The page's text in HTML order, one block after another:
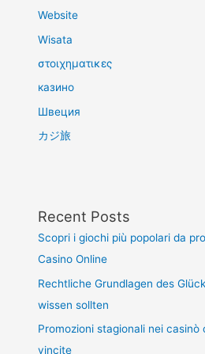
Website
Wisata
στοιχηματικες
казино
Швеция
カジ旅
Recent Posts
Scopri i giochi più popolari da
Casino Online
Rechtliche Grundlagen des
wissen sollten
Promozioni stagionali nei casinò
vincite